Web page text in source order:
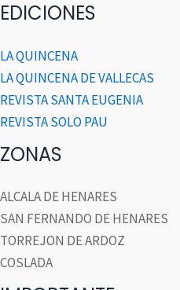
EDICIONES
LA QUINCENA
LA QUINCENA DE VALLECAS
REVISTA SANTA EUGENIA
REVISTA SOLO PAU
ZONAS
ALCALA DE HENARES
SAN FERNANDO DE HENARES
TORREJON DE ARDOZ
COSLADA